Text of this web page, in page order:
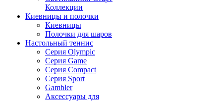
Коллекции
Киевницы и полочки
Киевницы
Полочки для шаров
Настольный теннис
Серия Olympic
Серия Game
Серия Compact
Серия Sport
Gambler
Аксессуары для